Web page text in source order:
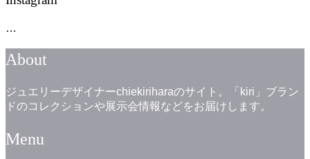
…
About
ジュエリーデザイナーchiekiriharaのサイト。「kiri」ブラン
ドのコレクションや展示会情報などをお届けします。
Menu